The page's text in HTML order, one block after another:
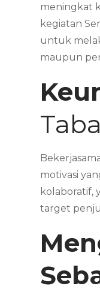
meningkat
kegiatan
untuk
maupun
motivasi
kolaboratif,
target